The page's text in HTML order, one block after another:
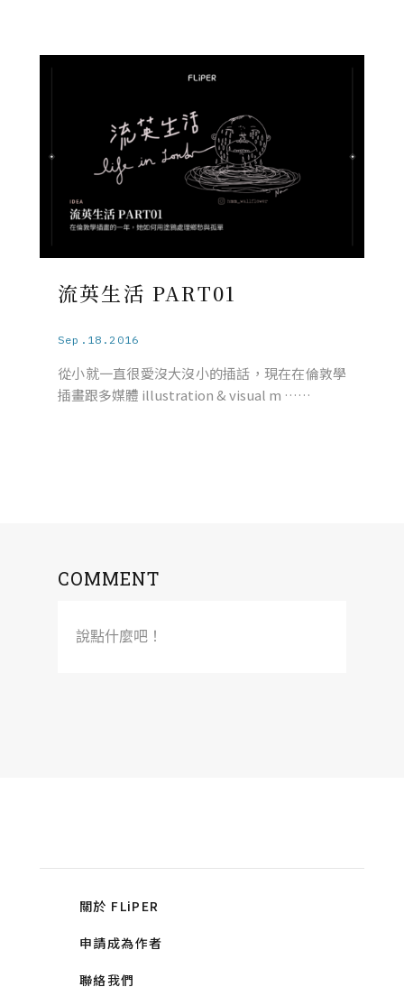
流英生活 PART01
Sep.18.2016
從小就一直很愛沒大沒小的插話，現在在倫敦學
插畫跟多媒體 illustration & visual m ……
COMMENT
說點什麼吧！
關於 FLiPER
申請成為作者
聯絡我們